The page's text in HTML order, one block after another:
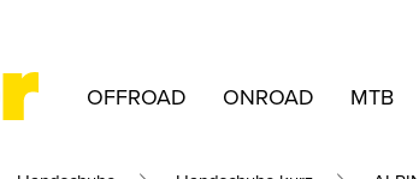
OFFROAD ONROAD MTB